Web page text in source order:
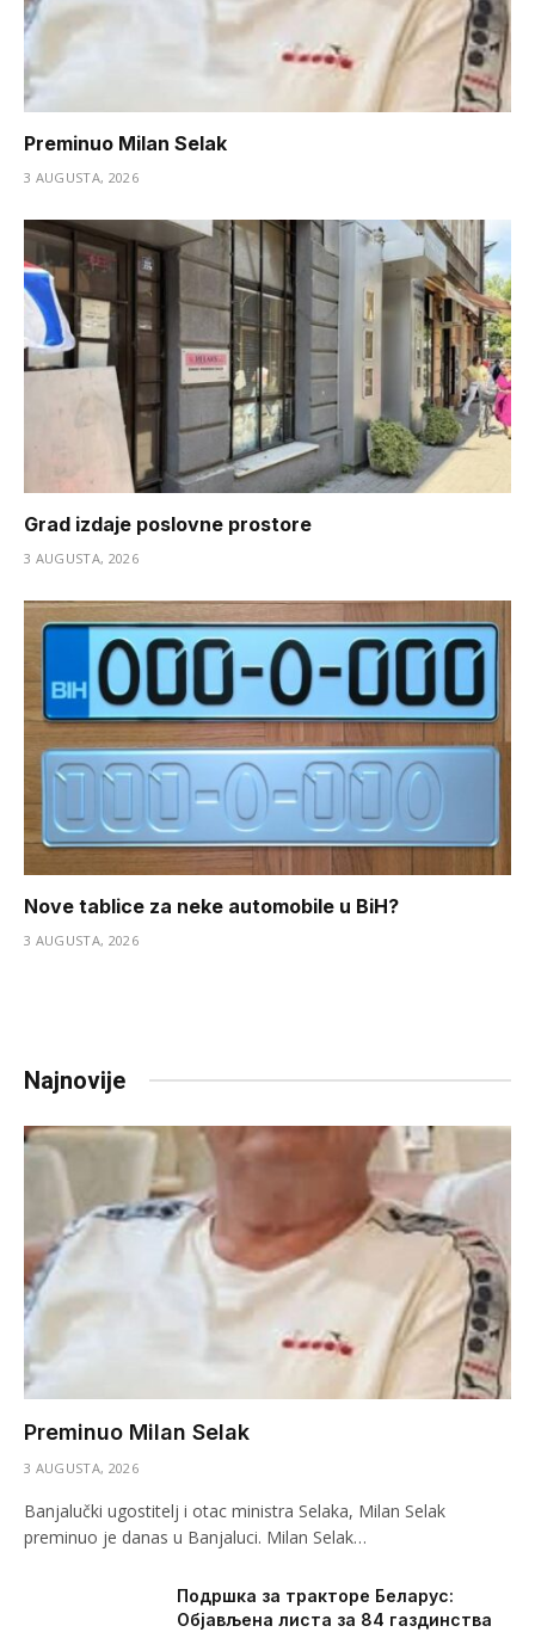
Preminuo Milan Selak
3 AUGUSTA, 2026
Grad izdaje poslovne prostore
3 AUGUSTA, 2026
Nove tablice za neke automobile u BiH?
3 AUGUSTA, 2026
Najnovije
Preminuo Milan Selak
3 AUGUSTA, 2026
Banjalučki ugostitelj i otac ministra Selaka, Milan Selak
preminuo je danas u Banjaluci. Milan Selak…
Подршка за тракторе Беларус:
Објављена листа за 84 газдинства